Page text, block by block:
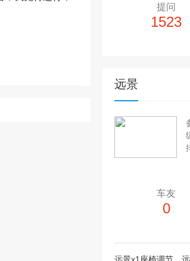
提问
1523
远景
车友
0
上传视频最多10个，单个视频